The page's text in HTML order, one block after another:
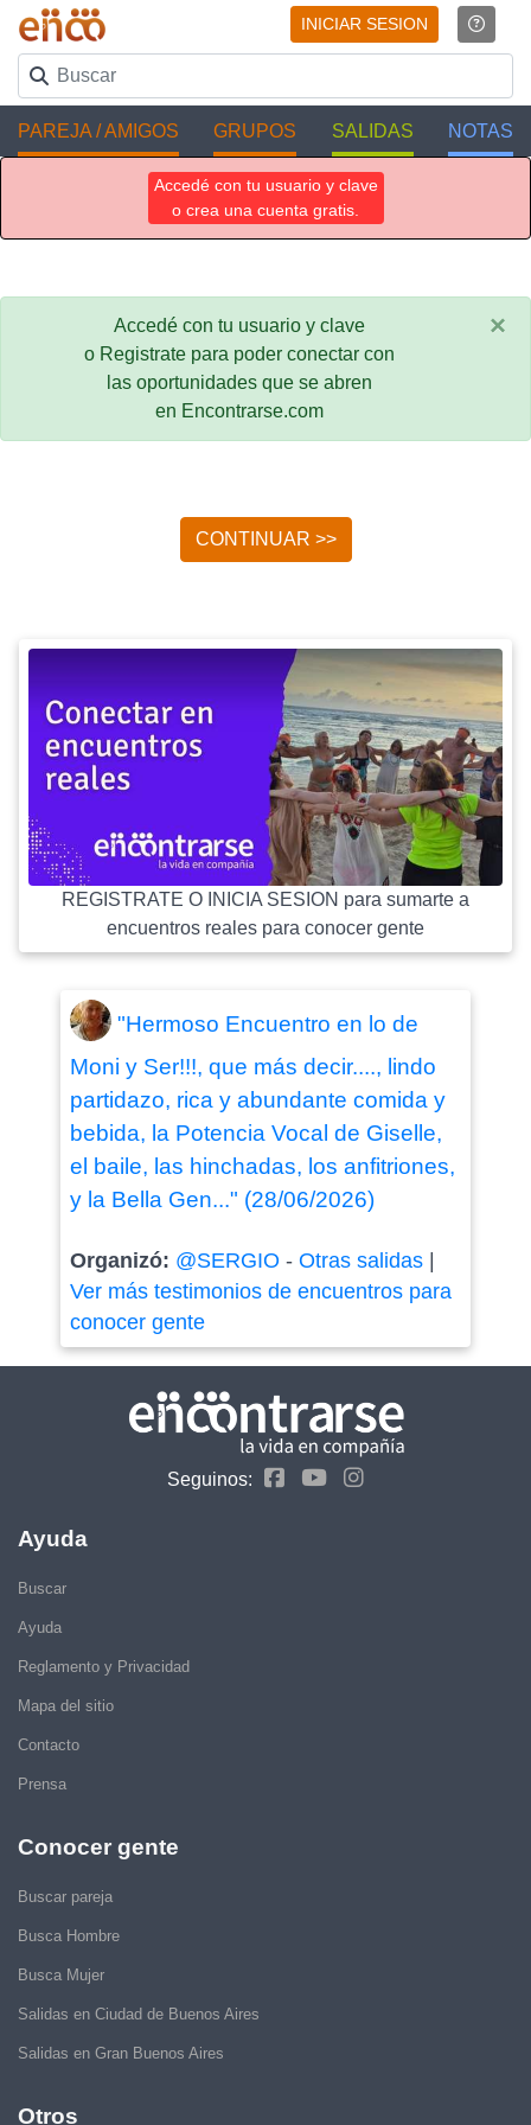
INICIAR SESION
PAREJA / AMIGOS GRUPOS SALIDAS NOTAS
Accedé con tu usuario y clave
o crea una cuenta gratis.
Accedé con tu usuario y clave
o Registrate para poder conectar con
las oportunidades que se abren
en Encontrarse.com
×
CONTINUAR >>
REGISTRATE O INICIA SESION para sumarte a
encuentros reales para conocer gente
"Hermoso Encuentro en lo de
Moni y Ser!!!, que más decir...., lindo
partidazo, rica y abundante comida y
bebida, la Potencia Vocal de Giselle,
el baile, las hinchadas, los anfitriones,
y la Bella Gen..." (28/06/2026)
Organizó: @SERGIO - Otras salidas|
Ver más testimonios de encuentros para
conocer gente
Seguinos:
Ayuda
Buscar
Ayuda
Reglamento y Privacidad
Mapa del sitio
Contacto
Prensa
Conocer gente
Buscar pareja
Busca Hombre
Busca Mujer
Salidas en Ciudad de Buenos Aires
Salidas en Gran Buenos Aires
Otros